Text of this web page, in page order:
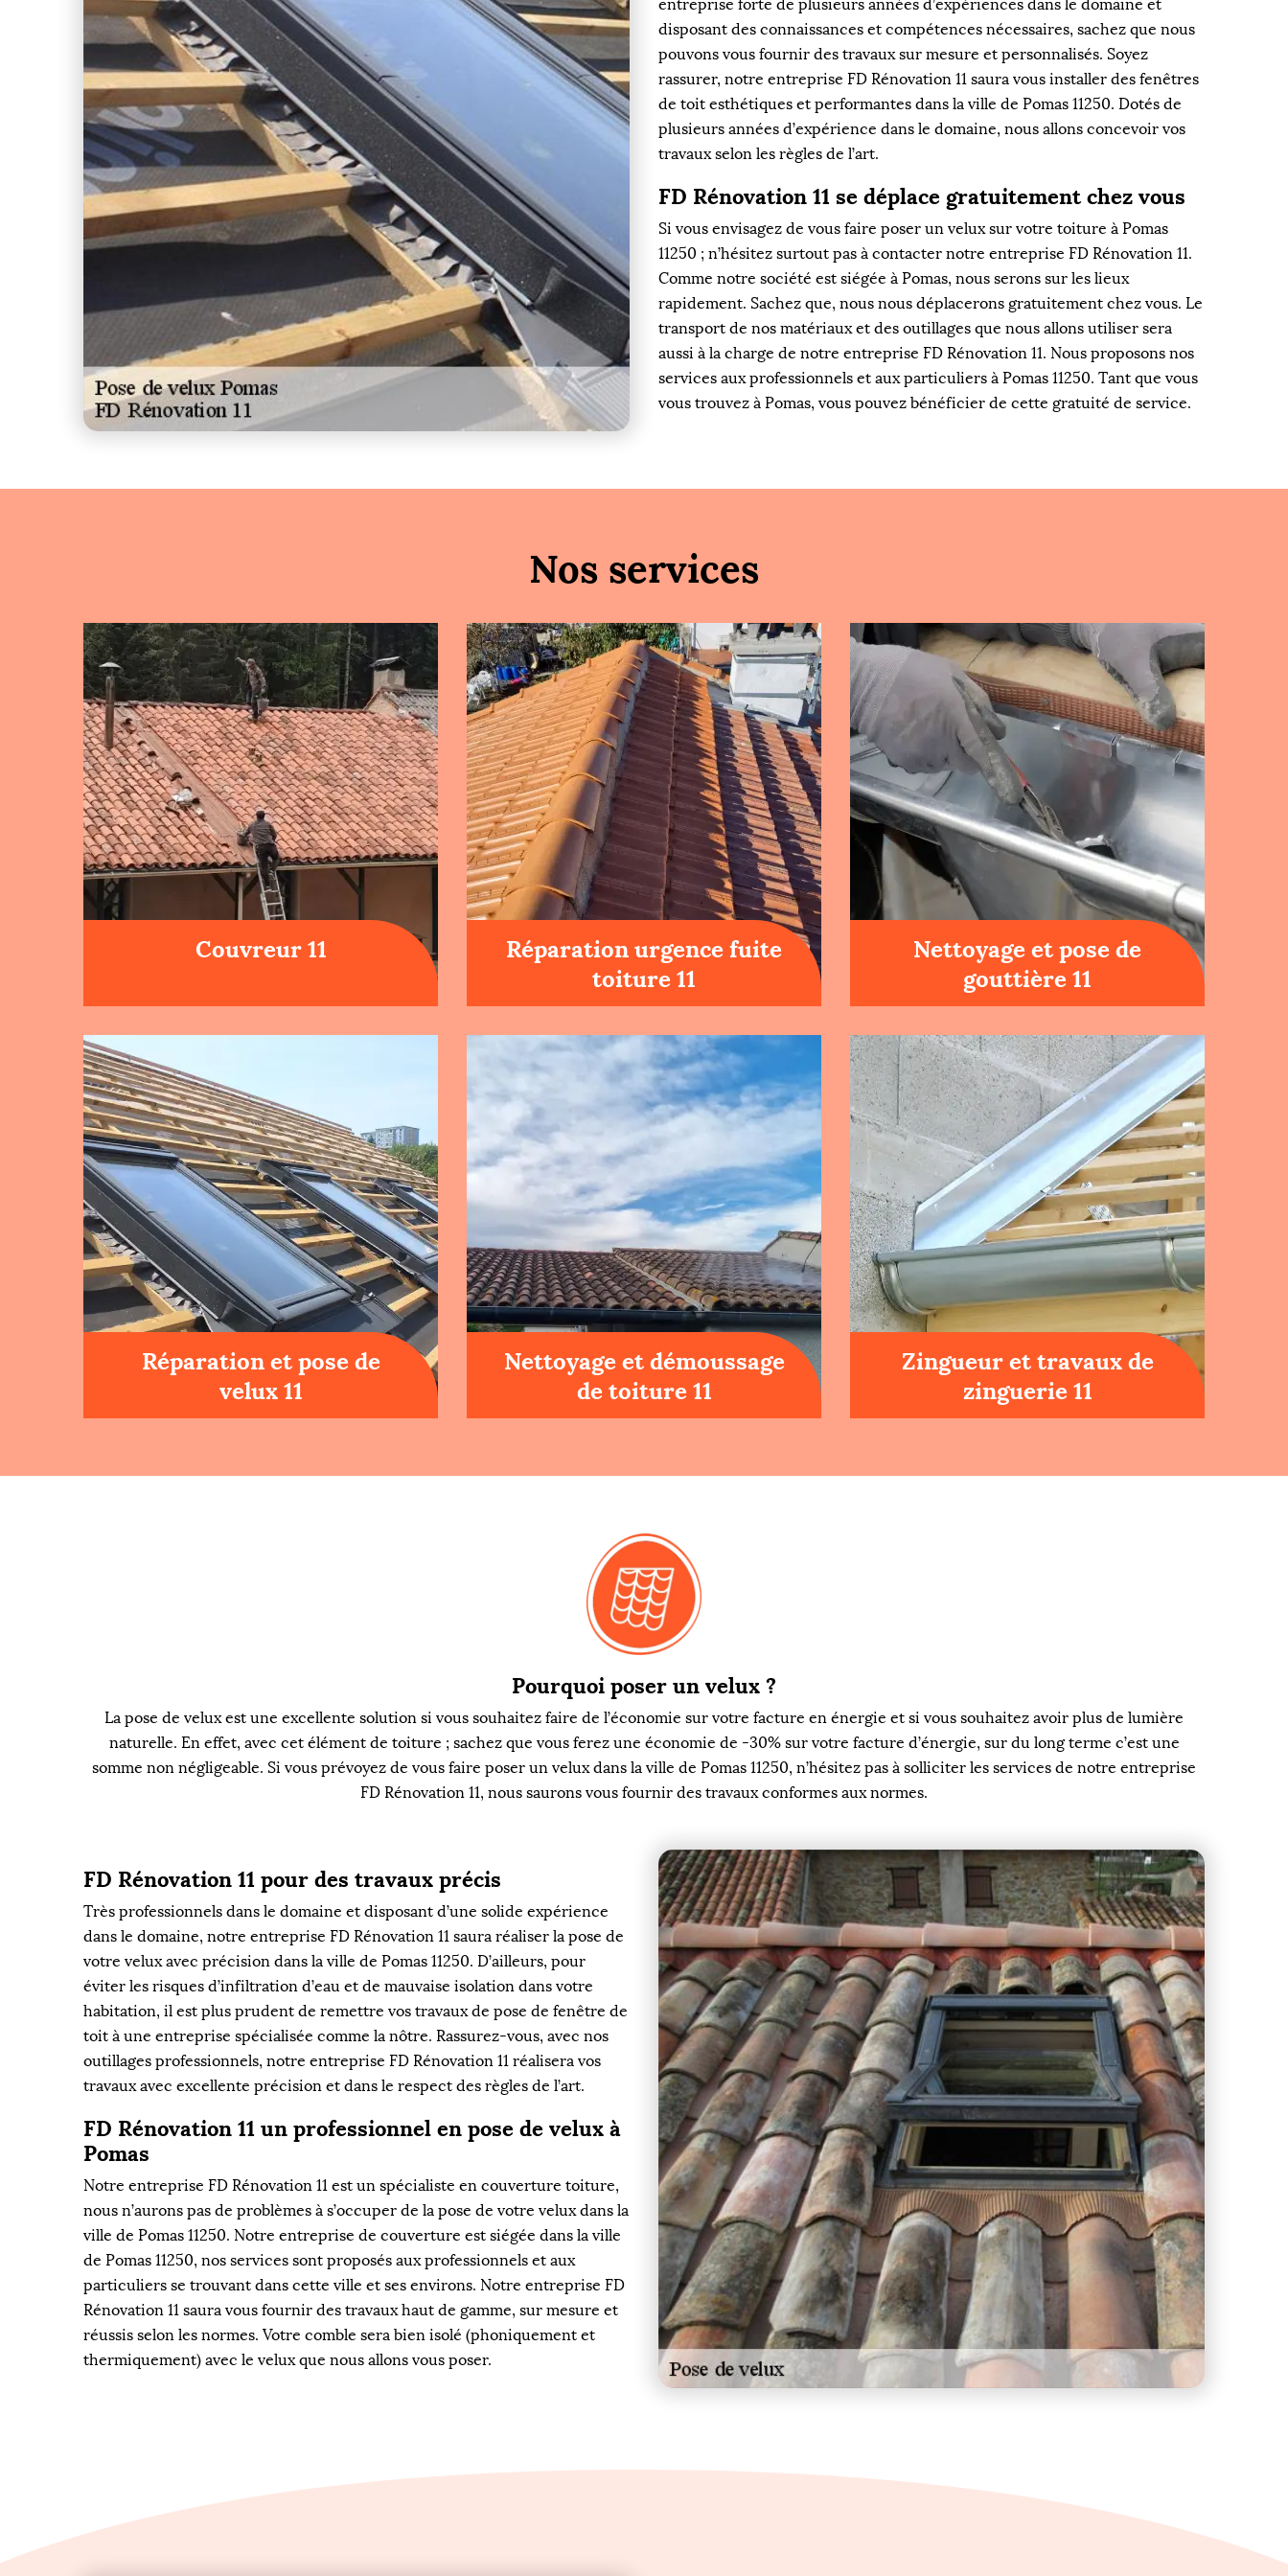
entreprise forte de plusieurs années d’expériences dans le domaine et
disposant des connaissances et compétences nécessaires, sachez que nous
pouvons vous fournir des travaux sur mesure et personnalisés. Soyez
rassurer, notre entreprise FD Rénovation 11 saura vous installer des fenêtres
de toit esthétiques et performantes dans la ville de Pomas 11250. Dotés de
plusieurs années d’expérience dans le domaine, nous allons concevoir vos
travaux selon les règles de l’art.
FD Rénovation 11 se déplace gratuitement chez vous
Si vous envisagez de vous faire poser un velux sur votre toiture à Pomas
11250 ; n’hésitez surtout pas à contacter notre entreprise FD Rénovation 11.
Comme notre société est siégée à Pomas, nous serons sur les lieux
rapidement. Sachez que, nous nous déplacerons gratuitement chez vous. Le
transport de nos matériaux et des outillages que nous allons utiliser sera
aussi à la charge de notre entreprise FD Rénovation 11. Nous proposons nos
services aux professionnels et aux particuliers à Pomas 11250. Tant que vous
vous trouvez à Pomas, vous pouvez bénéficier de cette gratuité de service.
Nos services
Couvreur 11
Réparation urgence fuite
toiture 11
Nettoyage et pose de
gouttière 11
Réparation et pose de
velux 11
Nettoyage et démoussage
de toiture 11
Zingueur et travaux de
zinguerie 11
Pourquoi poser un velux ?
La pose de velux est une excellente solution si vous souhaitez faire de l’économie sur votre facture en énergie et si vous souhaitez avoir plus de lumière
naturelle. En effet, avec cet élément de toiture ; sachez que vous ferez une économie de -30% sur votre facture d’énergie, sur du long terme c’est une
somme non négligeable. Si vous prévoyez de vous faire poser un velux dans la ville de Pomas 11250, n’hésitez pas à solliciter les services de notre entreprise
FD Rénovation 11, nous saurons vous fournir des travaux conformes aux normes.
FD Rénovation 11 pour des travaux précis
Très professionnels dans le domaine et disposant d’une solide expérience
dans le domaine, notre entreprise FD Rénovation 11 saura réaliser la pose de
votre velux avec précision dans la ville de Pomas 11250. D’ailleurs, pour
éviter les risques d’infiltration d’eau et de mauvaise isolation dans votre
habitation, il est plus prudent de remettre vos travaux de pose de fenêtre de
toit à une entreprise spécialisée comme la nôtre. Rassurez-vous, avec nos
outillages professionnels, notre entreprise FD Rénovation 11 réalisera vos
travaux avec excellente précision et dans le respect des règles de l’art.
FD Rénovation 11 un professionnel en pose de velux à
Pomas
Notre entreprise FD Rénovation 11 est un spécialiste en couverture toiture,
nous n’aurons pas de problèmes à s’occuper de la pose de votre velux dans la
ville de Pomas 11250. Notre entreprise de couverture est siégée dans la ville
de Pomas 11250, nos services sont proposés aux professionnels et aux
particuliers se trouvant dans cette ville et ses environs. Notre entreprise FD
Rénovation 11 saura vous fournir des travaux haut de gamme, sur mesure et
réussis selon les normes. Votre comble sera bien isolé (phoniquement et
thermiquement) avec le velux que nous allons vous poser.